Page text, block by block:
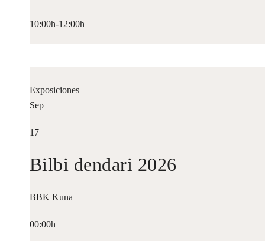
10:00h-12:00h
Exposiciones
Sep
17
Bilbi dendari 2026
BBK Kuna
00:00h